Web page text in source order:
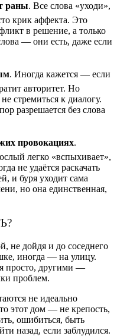
раны. Все слова «уходи»,
крик аффекта. Это
в решение, а только
— они есть, даже если
. Иногда кажется — если
авторитет. Но
стремиться к диалогу.
разрешается без слова
провокациях.
легко «вспыхивает»,
не удаётся раскачать
и буря уходит сама
но она единственная,
не дойдя и до соседнего
иногда — на улицу.
просто, другими —
проблем.
не идеально
этот дом — не крепость,
ошибиться, быть
назад, если заблудился.